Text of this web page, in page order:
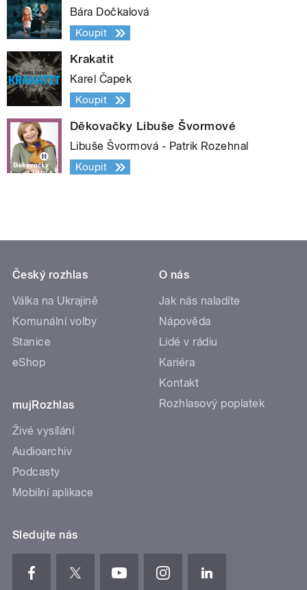
Bára Dočkalová
Koupit
Krakatit
Karel Čapek
Koupit
Děkovačky Libuše Švormové
Libuše Švormová - Patrik Rozehnal
Koupit
Český rozhlas
Válka na Ukrajině
Komunální volby
Stanice
eShop
mujRozhlas
Živé vysílání
Audioarchiv
Podcasty
Mobilní aplikace
O nás
Jak nás naladíte
Nápověda
Lidé v rádiu
Kariéra
Kontakt
Rozhlasový poplatek
Sledujte nás